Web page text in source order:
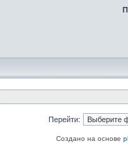
Перейти:
Создано на основе